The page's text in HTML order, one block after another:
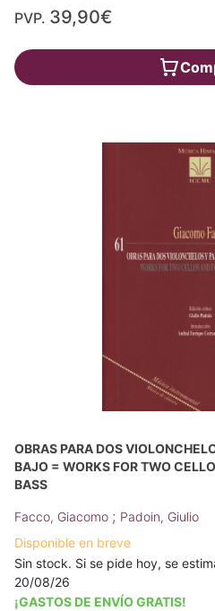
PVP. 39,90€
OBRAS PARA DOS
BAJO = WORKS FOR TWO
BASS
Facco, Giacomo ; Padoin, Giulio
Disponible en breve
Sin stock. Si se pide hoy, se
20/08/26
¡GASTOS DE ENVÍO GRATIS!